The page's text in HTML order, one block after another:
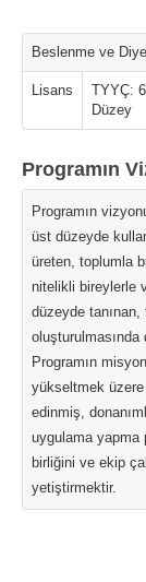
Beslenme ve
Lisans
TYYÇ:
Düzey
Programın
Programın
üst düzeyde
üreten, toplumla
nitelikli bireylerle
düzeyde
oluşturulmasında
Programın
yükseltmek
edinmiş,
uygulama yapma
birliğini ve ekip
yetiştirmektir.